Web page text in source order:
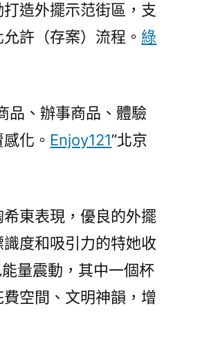
造外擺示范街區，支
許（存案）流程。綠
品、辦事商品、體驗
化。 Enjoy121”北京
東表現，優良的外擺
度和吸引力的特她收
量震動，其中一個杯
空間、文明神韻，增